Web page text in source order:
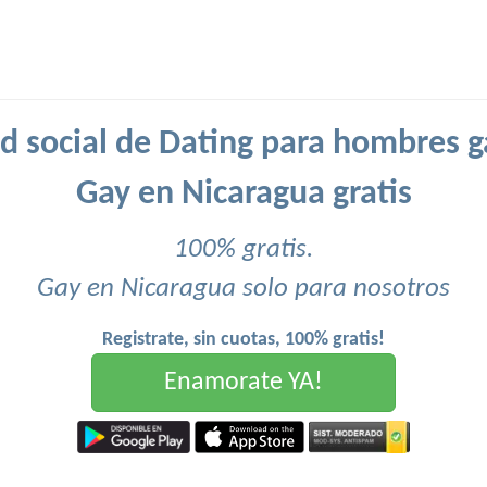
social de Dating para hombres
Gay en Nicaragua gratis
100% gratis.
Gay en Nicaragua solo para nosotros
Registrate, sin cuotas, 100% gratis!
Enamorate YA!